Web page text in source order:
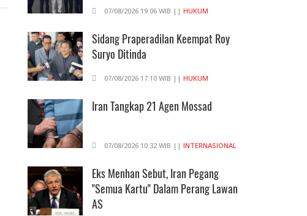
07/08/2026 19:06 WIB || HUKUM
Sidang Praperadilan Keempat Roy
Suryo Ditinda
07/08/2026 17:10 WIB || HUKUM
Iran Tangkap 21 Agen Mossad
07/08/2026 10:32 WIB || INTERNASIONAL
Eks Menhan Sebut, Iran Pegang
"Semua Kartu" Dalam Perang Lawan
AS